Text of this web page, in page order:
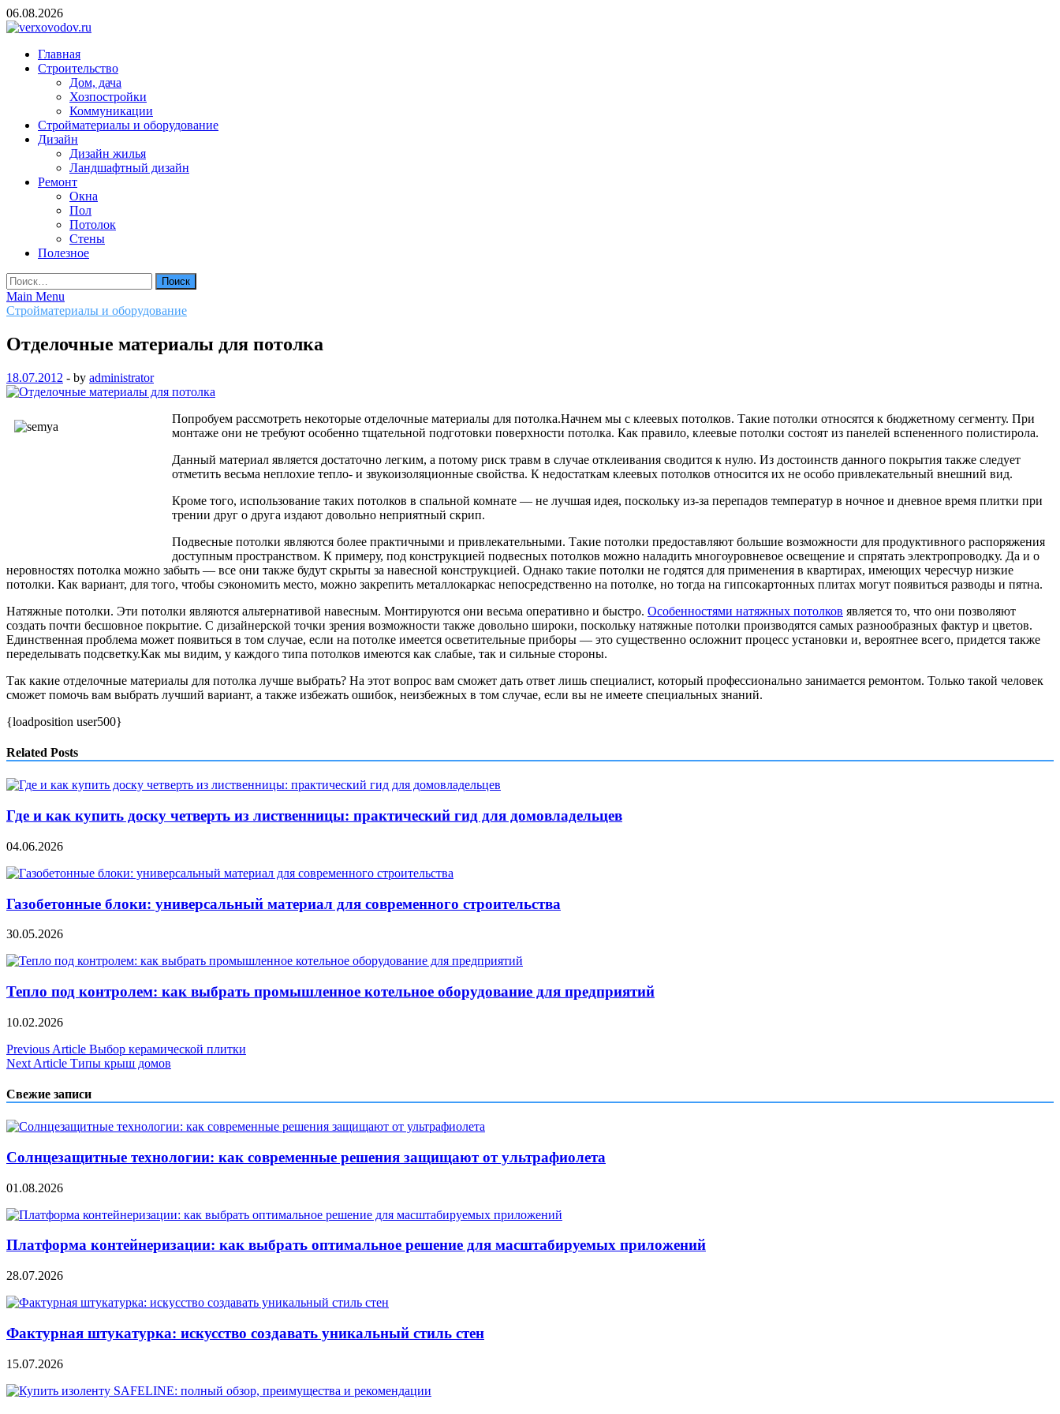
Skip
to
06.08.2026
verxovodov.ru
Ремонт и строительство
Главная
Строительство
Дом, дача
Хозпостройки
Коммуникации
Стройматериалы и оборудование
Дизайн
Дизайн жилья
Ландшафтный дизайн
Ремонт
Окна
Пол
Потолок
Стены
Полезное
Найти:
Main Menu
Стройматериалы и оборудование
Отделочные материалы для потолка
18.07.2012 - by administrator
Попробуем рассмотреть некоторые отделочные материалы для потолка.Начнем мы с клеевых потолков. Такие потолки относятся к бюджетному сегменту. При
монтаже они не требуют особенно тщательной подготовки поверхности потолка. Как правило, клеевые потолки состоят из панелей вспененного полистирола.
Данный материал является достаточно легким, а потому риск травм в случае отклеивания сводится к нулю. Из достоинств данного покрытия также следует
отметить весьма неплохие тепло- и звукоизоляционные свойства. К недостаткам клеевых потолков относится их не особо привлекательный внешний вид.
Кроме того, использование таких потолков в спальной комнате — не лучшая идея, поскольку из-за перепадов температур в ночное и дневное время плитки при
трении друг о друга издают довольно неприятный скрип.
Подвесные потолки являются более практичными и привлекательными. Такие потолки предоставляют большие возможности для продуктивного распоряжения
доступным пространством. К примеру, под конструкцией подвесных потолков можно наладить многоуровневое освещение и спрятать электропроводку. Да и о
неровностях потолка можно забыть — все они также будут скрыты за навесной конструкцией. Однако такие потолки не годятся для применения в квартирах, имеющих чересчур низкие
потолки. Как вариант, для того, чтобы сэкономить место, можно закрепить металлокаркас непосредственно на потолке, но тогда на гипсокартонных плитах могут появиться разводы и пятна.
Натяжные потолки. Эти потолки являются альтернативой навесным. Монтируются они весьма оперативно и быстро. Особенностями натяжных потолков является то, что они позволяют
создать почти бесшовное покрытие. С дизайнерской точки зрения возможности также довольно широки, поскольку натяжные потолки производятся самых разнообразных фактур и цветов.
Единственная проблема может появиться в том случае, если на потолке имеется осветительные приборы — это существенно осложнит процесс установки и, вероятнее всего, придется также
переделывать подсветку.Как мы видим, у каждого типа потолков имеются как слабые, так и сильные стороны.
Так какие отделочные материалы для потолка лучше выбрать? На этот вопрос вам сможет дать ответ лишь специалист, который профессионально занимается ремонтом. Только такой человек
сможет помочь вам выбрать лучший вариант, а также избежать ошибок, неизбежных в том случае, если вы не имеете специальных знаний.
{loadposition user500}
Related Posts
Где и как купить доску четверть из лиственницы: практический гид для домовладельцев
04.06.2026
Газобетонные блоки: универсальный материал для современного строительства
30.05.2026
Тепло под контролем: как выбрать промышленное котельное оборудование для предприятий
10.02.2026
Навигация
по
записям
Previous Article Выбор керамической плитки
Next Article Типы крыш домов
Свежие записи
Солнцезащитные технологии: как современные решения защищают от ультрафиолета
01.08.2026
Платформа контейнеризации: как выбрать оптимальное решение для масштабируемых приложений
28.07.2026
Фактурная штукатурка: искусство создавать уникальный стиль стен
15.07.2026